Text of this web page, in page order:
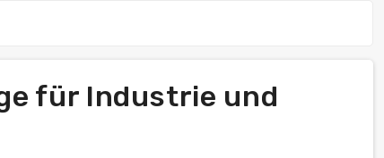
für Industrie und